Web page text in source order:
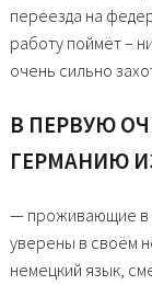
переезда на
работу поймёт –
очень сильно
В ПЕРВУЮ
ГЕРМАНИЮ
— проживающие в
уверены в своём
немецкий язык,